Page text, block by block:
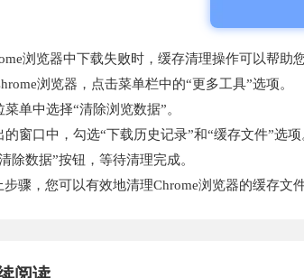
浏览器中下载失败时，缓存清理操作可以帮助
浏览器，点击菜单栏中的“更多工具”选项。
菜单中选择“清除浏览数据”。
的窗口中，勾选“下载历史记录”和“缓存文件”选项
除数据”按钮，等待清理完成。
步骤，您可以有效地清理Chrome浏览器的缓存文